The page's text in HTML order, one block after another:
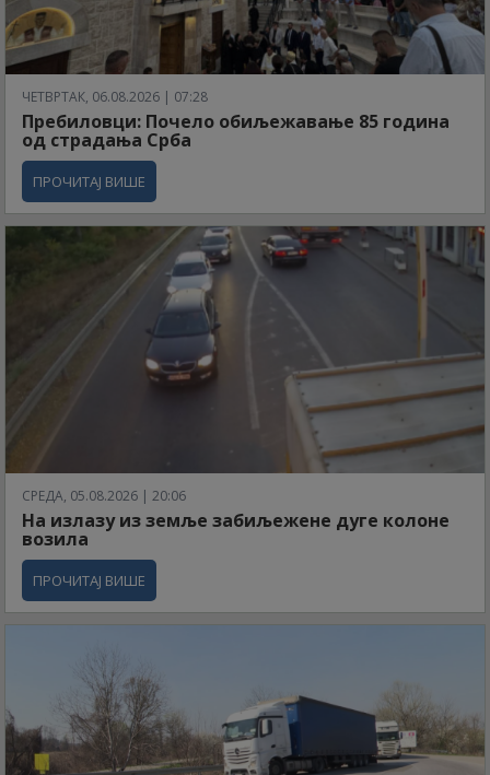
ЧЕТВРТАК, 06.08.2026 | 07:28
Пребиловци: Почело обиљежавање 85 година
од страдања Срба
ПРОЧИТАЈ ВИШЕ
СРЕДА, 05.08.2026 | 20:06
На излазу из земље забиљежене дуге колоне
возила
ПРОЧИТАЈ ВИШЕ